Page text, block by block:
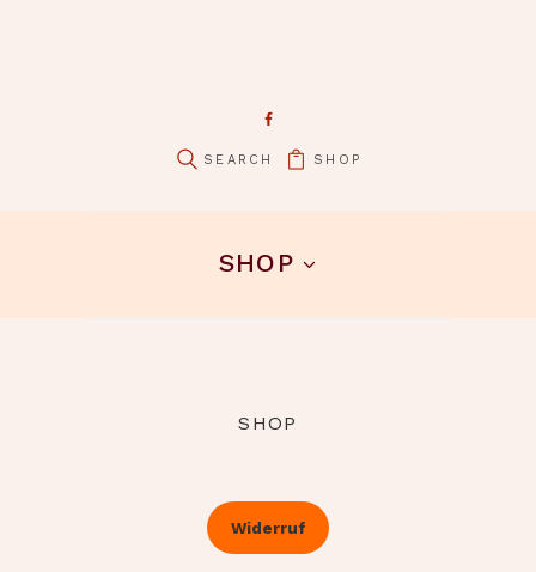
SHOP
SHOP
SHOP
Widerruf